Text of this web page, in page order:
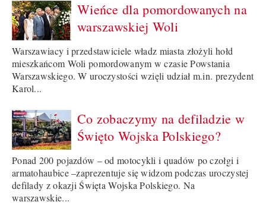
Wieńce dla pomordowanych na
warszawskiej Woli
Warszawiacy i przedstawiciele władz miasta złożyli hołd
mieszkańcom Woli pomordowanym w czasie Powstania
Warszawskiego. W uroczystości wzięli udział m.in. prezydent
Karol...
Co zobaczymy na defiladzie w
Święto Wojska Polskiego?
Ponad 200 pojazdów – od motocykli i quadów po czołgi i
armatohaubice –zaprezentuje się widzom podczas uroczystej
defilady z okazji Święta Wojska Polskiego. Na
warszawskie...